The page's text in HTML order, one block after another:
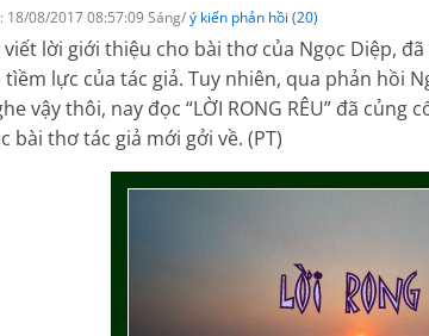
18/08/2017 08:57:09 Sáng/ý kiến phản hồi (20)
viết lời giới thiệu cho bài thơ của Ngọc Diệp,
tìềm lực của tác giả. Tuy nhiên, qua phản hồi
vậy thôi, nay đọc “LỜI RONG RÊU” đã
bài thơ tác giả mới gởi về. (PT)